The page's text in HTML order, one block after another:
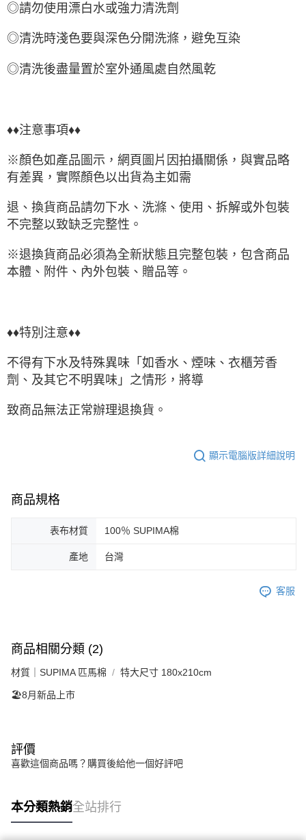
◎請勿使用漂白水或強力清洗劑
◎清洗時淺色要與深色分開洗滌，避免互染
◎清洗後盡量置於室外通風處自然風乾
♦♦注意事項♦♦
※顏色如產品圖示，網頁圖片因拍攝關係，與實品略
有差異，實際顏色以出貨為主如需
退、換貨商品請勿下水、洗滌、使用、拆解或外包裝
不完整以致缺乏完整性。
※退換貨商品必須為全新狀態且完整包裝，包含商品
本體、附件、內外包裝、贈品等。
♦♦特別注意♦♦
不得有下水及特殊異味「如香水、煙味、衣櫃芳香
劑、及其它不明異味」之情形，將導
致商品無法正常辦理退換貨。
顯示電腦版詳細說明
商品規格
表布材質 100％ SUPIMA棉
產地 台灣
客服
商品相關分類 (2)
材質｜SUPIMA 匹馬棉 特大尺寸 180x210cm
🏖️8月新品上市
評價
喜歡這個商品嗎？購買後給他一個好評吧
本分類熱銷全站排行